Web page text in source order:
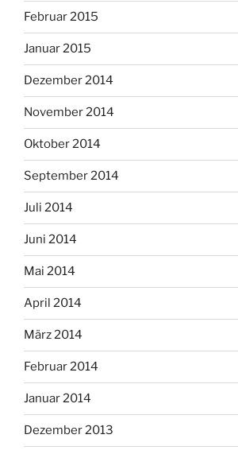
Februar 2015
Januar 2015
Dezember 2014
November 2014
Oktober 2014
September 2014
Juli 2014
Juni 2014
Mai 2014
April 2014
März 2014
Februar 2014
Januar 2014
Dezember 2013